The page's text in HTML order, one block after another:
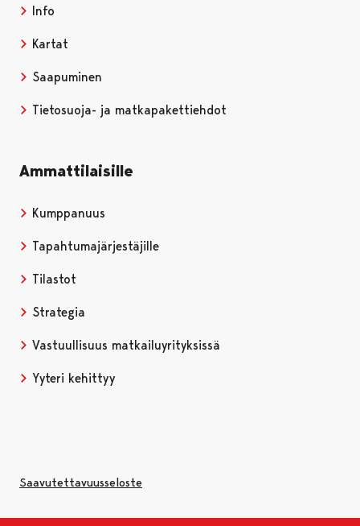
Info
Kartat
Saapuminen
Tietosuoja- ja matkapakettiehdot
Ammattilaisille
Kumppanuus
Tapahtumajärjestäjille
Tilastot
Strategia
Vastuullisuus matkailuyrityksissä
Yyteri kehittyy
Saavutettavuusseloste